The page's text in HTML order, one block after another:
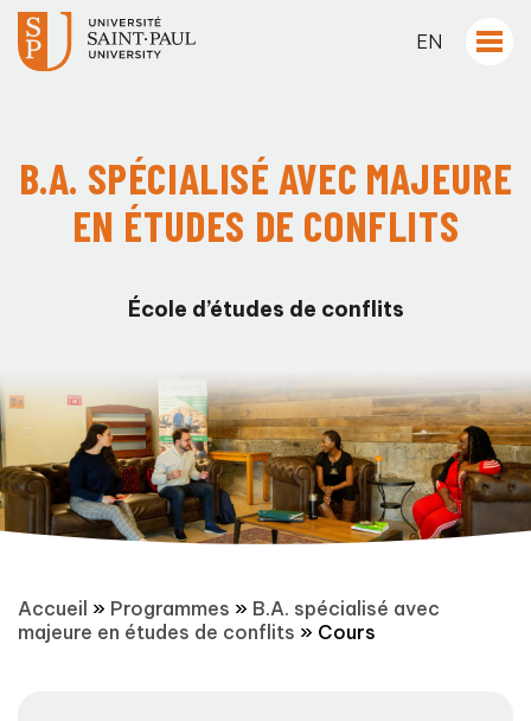
EN
B.A. SPÉCIALISÉ AVEC MAJEURE
EN ÉTUDES DE CONFLITS
École d’études de conflits
Accueil » Programmes » B.A. spécialisé avec
majeure en études de conflits » Cours